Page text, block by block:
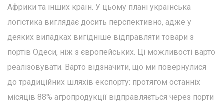
Африки та інших країн. У цьому плані українська
логістика виглядає досить перспективно, адже у
деяких випадках вигідніше відправляти товари з
портів Одеси, ніж з європейських. Ці можливості варто
реалізовувати. Варто відзначити, що ми повернулися
до традиційних шляхів експорту: протягом останніх
місяців 88% агропродукції відправляється через порти